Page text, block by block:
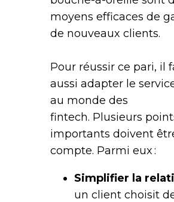
moyens efficaces de
de nouveaux clients.
Pour réussir ce pari, il
aussi adapter le
au monde des
fintech. Plusieurs
importants doivent
compte. Parmi eux :
Simplifier la
un client choisit